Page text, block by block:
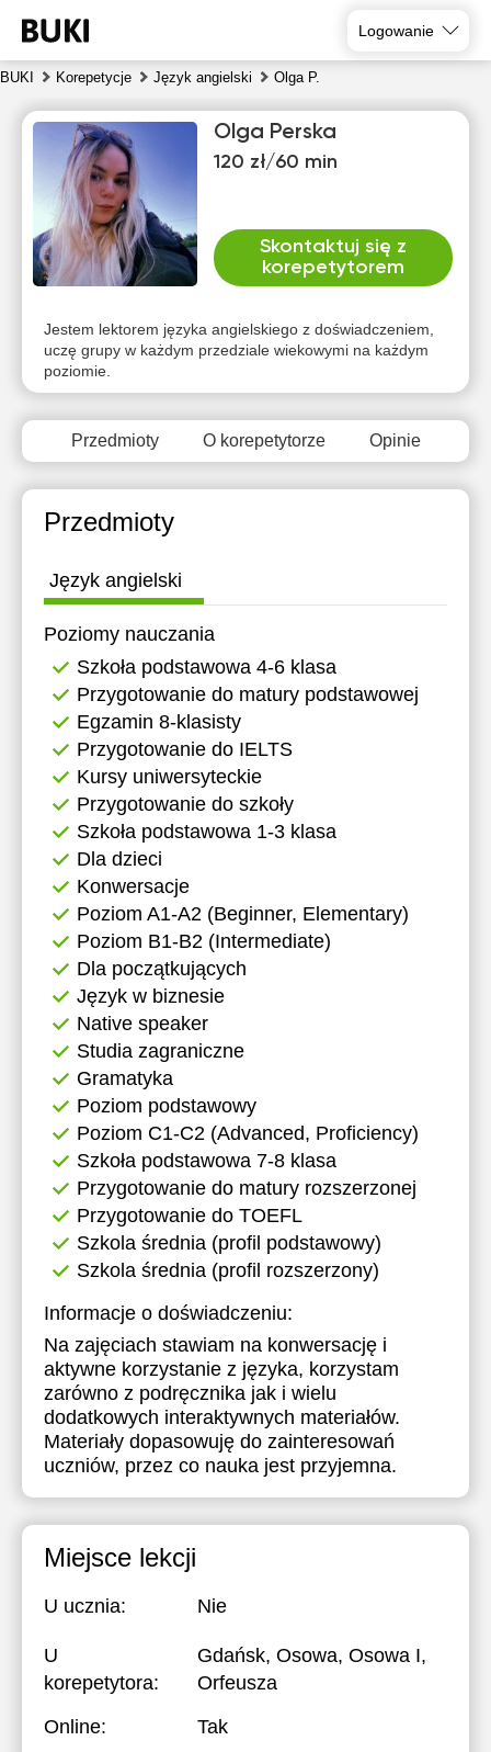
Logowanie
BUKI Korepetycje Język angielski Olga P.
Olga Perska
120 zł/60 min
Skontaktuj się z
korepetytorem
Jestem lektorem języka angielskiego z doświadczeniem,
uczę grupy w każdym przedziale wiekowymi na każdym
poziomie.
Przedmioty O korepetytorze Opinie
Przedmioty
Język angielski
Poziomy nauczania
Szkoła podstawowa 4-6 klasa
Przygotowanie do matury podstawowej
Egzamin 8-klasisty
Przygotowanie do IELTS
Kursy uniwersyteckie
Przygotowanie do szkoły
Szkoła podstawowa 1-3 klasa
Dla dzieci
Konwersacje
Poziom A1-A2 (Beginner, Elementary)
Poziom B1-B2 (Intermediate)
Dla początkujących
Język w biznesie
Native speaker
Studia zagraniczne
Gramatyka
Poziom podstawowy
Poziom C1-C2 (Advanced, Proficiency)
Szkoła podstawowa 7-8 klasa
Przygotowanie do matury rozszerzonej
Przygotowanie do TOEFL
Szkola średnia (profil podstawowy)
Szkola średnia (profil rozszerzony)
Informacje o doświadczeniu:
Na zajęciach stawiam na konwersację i
aktywne korzystanie z języka, korzystam
zarówno z podręcznika jak i wielu
dodatkowych interaktywnych materiałów.
Materiały dopasowuję do zainteresowań
uczniów, przez co nauka jest przyjemna.
Miejsce lekcji
U ucznia: Nie
U
korepetytora:
Gdańsk, Osowa, Osowa I,
Orfeusza
Online:
Tak
8
9
10
11
12
Brak
dostępnych
terminów
dostępnych
terminów
dostępnych
terminów
dostępnych
terminów
dostępnych
terminów
Brak
terminów